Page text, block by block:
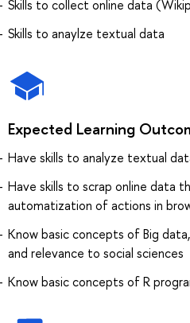
Skills to collect online data
Skills to anaylze textual data
Expected Learning
Have skills to analyze textual
Have skills to scrap online data
automatization of actions in
Know basic concepts of Big
and relevance to social sciences
Know basic concepts of R